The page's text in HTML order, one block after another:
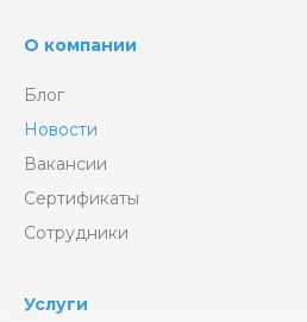
О компании
Блог
Новости
Вакансии
Сертификаты
Сотрудники
Услуги